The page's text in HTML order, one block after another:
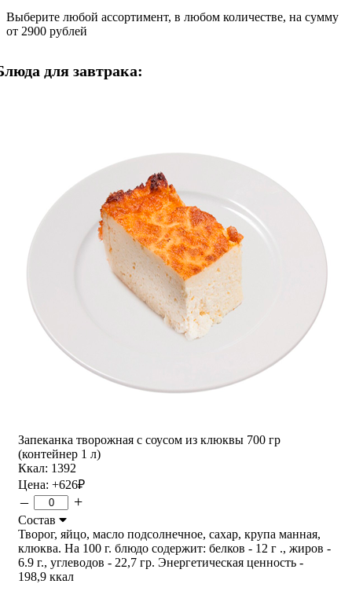
Выберите любой ассортимент, в любом количестве, на сумму
от 2900 рублей
для завтрака:
Запеканка творожная с соусом из клюквы 700 гр
(контейнер 1 л)
Ккал: 1392
Цена: +626₽
– +
Состав
Творог, яйцо, масло подсолнечное, сахар, крупа манная,
клюква. На 100 г. блюдо содержит: белков - 12 г ., жиров -
6.9 г., углеводов - 22,7 гр. Энергетическая ценность -
198,9 ккал